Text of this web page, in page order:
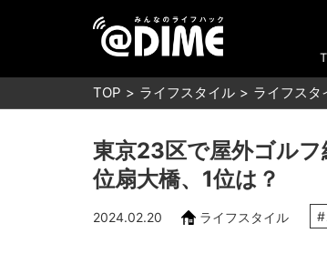
TOP ライフスタイル ライフスタ
東京23区で屋外ゴル
位扇大橋、1位は？
2024.02.20 ライフスタイル #